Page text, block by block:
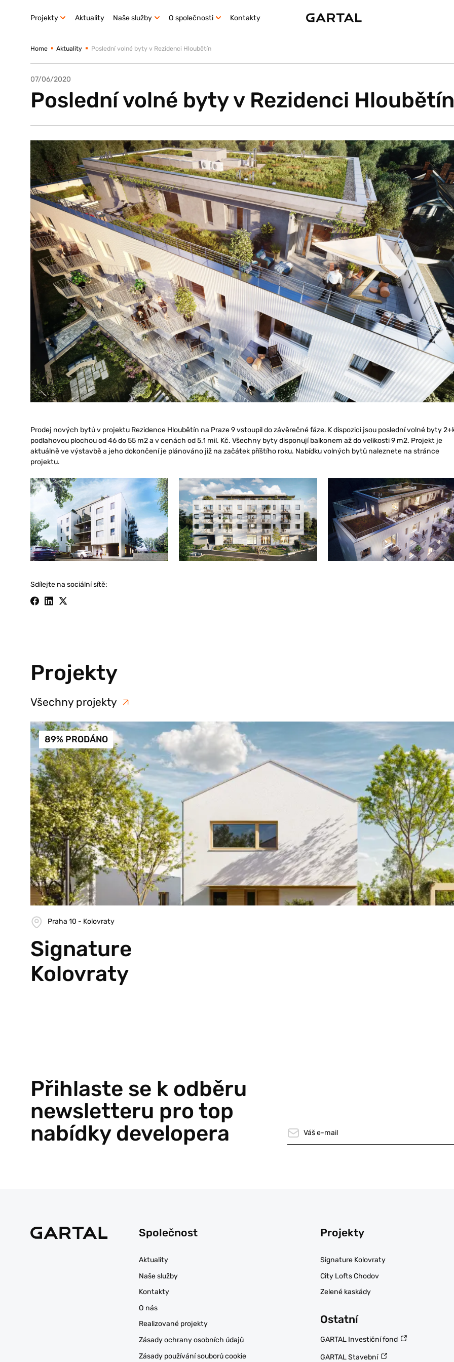
Projekty Aktuality Naše služby O společnosti Kontakty
Home Aktuality Poslední volné byty v Rezidenci Hloubětín
07/06/2020
Poslední volné byty v Rezidenci Hloubětín
Prodej nových bytů v projektu Rezidence Hloubětín na Praze 9 vstoupil do závěrečné fáze. K dispozici jsou poslední volné byty
podlahovou plochou od 46 do 55 m2 a v cenách od 5.1 mil. Kč. Všechny byty disponují balkonem až do velikosti 9 m2. Projekt je
aktuálně ve výstavbě a jeho dokončení je plánováno již na začátek příštího roku. Nabídku volných bytů naleznete na stránce
projektu.
Sdílejte na sociální sítě:
Projekty
Všechny projekty
89% PRODÁNO
Praha 10 - Kolovraty
Signature
Kolovraty
Přihlaste se k odběru
newsletteru pro top
nabídky developera
Společnost
Aktuality
Naše služby
Kontakty
O nás
Realizované projekty
Zásady ochrany osobních údajů
Zásady používání souborů cookie
Projekty
Signature Kolovraty
City Lofts Chodov
Zelené kaskády
Ostatní
GARTAL Investiční fond
GARTAL Stavební